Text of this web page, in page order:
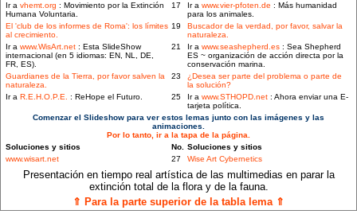
Ir a vhemt.org : Movimiento por la Extinción
Humana Voluntaria.
17 Ir a www.vier-pfoten.de : Más humanidad
para los animales.
El 'club de los informes de Roma': los límites
al crecimiento.
19
Buscador de la verdad, por favor, salvar la
naturaleza.
Ir a www.WisArt.net : Esta SlideShow
internacional (en 5 idiomas: EN, NL, DE,
FR, ES).
21 Ir a www.seashepherd.es : Sea Shepherd
ES ~ organización de acción directa por la
conservación marina.
Guardianes de la Tierra, por favor salven la
naturaleza.
23
¿Desea ser parte del problema o parte de
la solución?
Ir a R.E.H.O.P.E. : ReHope el Futuro. 25 Ir a www.STHOPD.net : Ahora enviar una E-
tarjeta política.
Comenzar el Slideshow para ver estos lemas junto con las imágenes y las
animaciones.
Por lo tanto, ir a la tapa de la página.
Soluciones y sitios
No. Soluciones y sitios
www.wisart.net
27 Wise Art Cybernetics
Presentación en tiempo real artística de las multimedias en parar la
extinción total de la flora y de la fauna.
⇑ Para la parte superior de la tabla lema ⇑